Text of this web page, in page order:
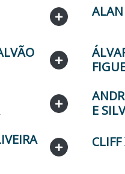
ALAN
E